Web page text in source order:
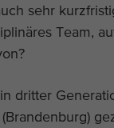
sehr
Team,
dritter